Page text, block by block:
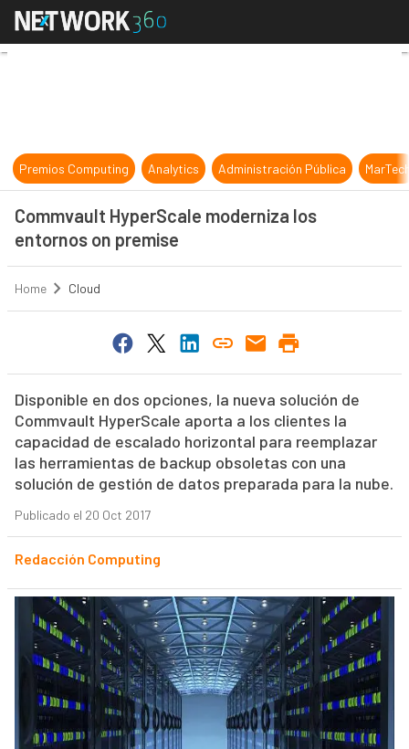
Commvault HyperScale
Premios Computing Analytics Administración Pública
Commvault HyperScale moderniza los
entornos on premise
Home Cloud
Disponible en dos opciones, la nueva solución de
Commvault HyperScale aporta a los clientes la
capacidad de escalado horizontal para reemplazar
las herramientas de backup obsoletas con una
solución de gestión de datos preparada para la nube.
Publicado el 20 Oct 2017
Redacción Computing